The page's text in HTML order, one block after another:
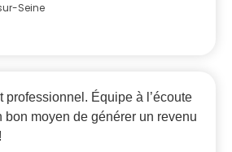
Seine
professionnel. Équipe à l’écoute
bon moyen de générer un revenu